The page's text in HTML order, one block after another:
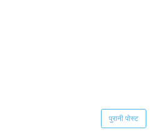
पुरानी पोस्ट